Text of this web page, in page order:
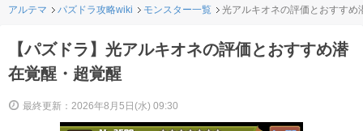
アルテマ パズドラ攻略wiki モンスター一覧 光アルキオネの評価とおすすめ
【パズドラ】光アルキオネの評価とおすすめ潜
在覚醒・超覚醒
最終更新：2026年8月5日(水) 09:30